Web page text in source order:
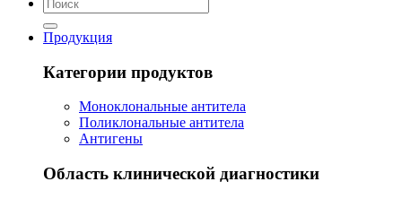
Продукция
Категории продуктов
Моноклональные антитела
Поликлональные антитела
Антигены
Область клинической диагностики